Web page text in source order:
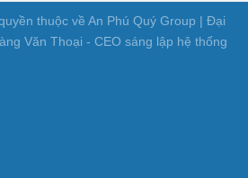
thuộc về An Phú Quý Group | Đại
Văn Thoại - CEO sáng lập hệ thống